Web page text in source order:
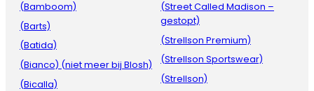
(Bamboom)
(Barts)
(Batida)
(Bianco) (niet meer bij Blosh)
(Bicalla)
(Street Called Madison –
gestopt)
(Strellson Premium)
(Strellson Sportswear)
(Strellson)